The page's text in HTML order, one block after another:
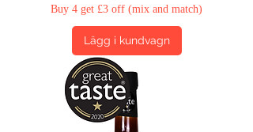
Buy 4 get £3 off (mix and match)
Lägg i kundvagn